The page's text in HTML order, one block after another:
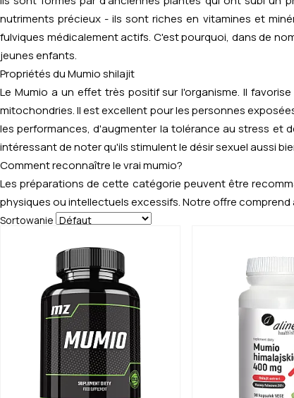
nutriments précieux - ils sont riches en vitamines et
fulviques médicalement actifs. C'est pourquoi, dans de
jeunes enfants.
Propriétés du Mumio shilajit
Le Mumio a un effet très positif sur l'organisme. Il
mitochondries. Il est excellent pour les personnes
les performances, d'augmenter la tolérance au stress et
intéressant de noter qu'ils stimulent le désir sexuel aussi
Comment reconnaître le vrai mumio?
Les préparations de cette catégorie peuvent être
physiques ou intellectuels excessifs. Notre offre comprend
Sortowanie